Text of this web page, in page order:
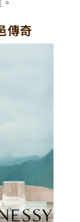
傳奇